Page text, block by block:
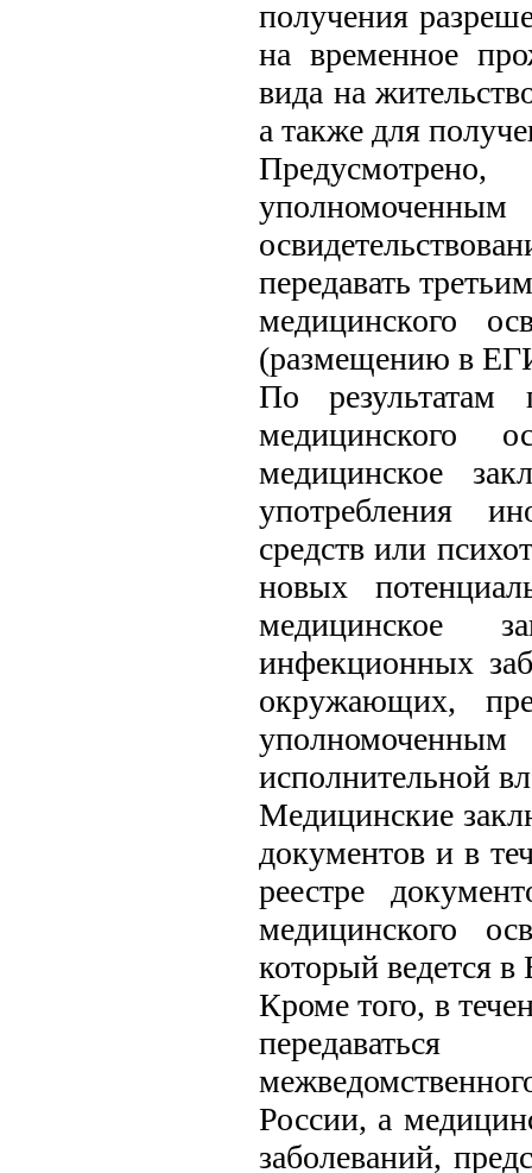
получения
на временное
вида на
а также для
передавать
медицинского
(размещению в
По результатам
медицинского
медицинское
употребления
средств или
новых
медицинское
инфекционных
окружающих,
исполнительной
Медицинские
документов и в
реестре
медицинского
который ведется
Кроме того, в
России, а
заболеваний,